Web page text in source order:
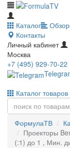
Каталог
Контакты
Личный кабинет
Москва
+7 (495) 929-70-22
Каталог товаров
ФормулаТВ
Проекторы
(:1) до 1 , Мин.